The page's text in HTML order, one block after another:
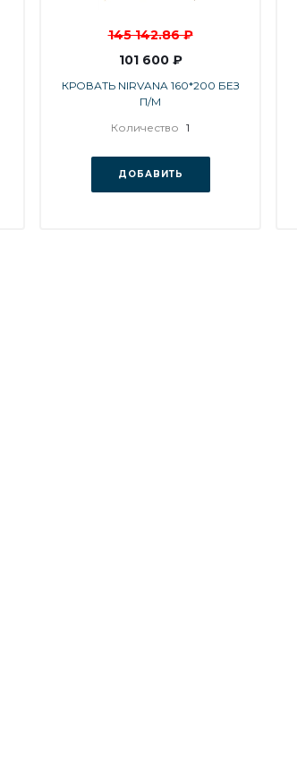
145 142.86 ₽
101 600 ₽
КРОВАТЬ NIRVANA 160*200 БЕЗ
П/М
Количество 1
ДОБАВИТЬ